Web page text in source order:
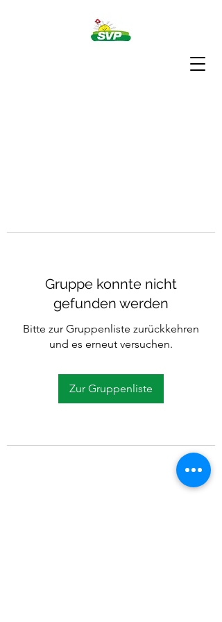
Gruppe konnte nicht
gefunden werden
Bitte zur Gruppenliste zurückkehren
und es erneut versuchen.
Zur Gruppenliste